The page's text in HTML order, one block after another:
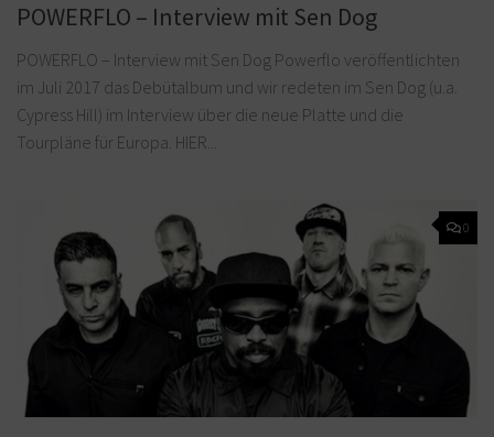
POWERFLO – Interview mit Sen Dog
POWERFLO – Interview mit Sen Dog Powerflo veröffentlichten
im Juli 2017 das Debütalbum und wir redeten im Sen Dog (u.a.
Cypress Hill) im Interview über die neue Platte und die
Tourpläne für Europa. HIER...
0